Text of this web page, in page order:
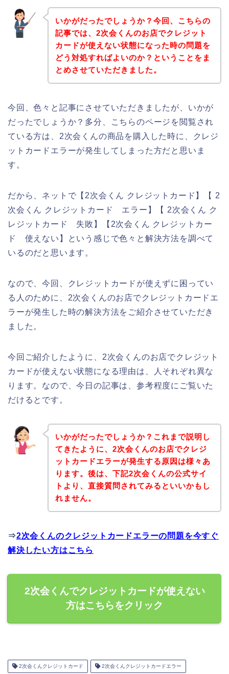
いかがだったでしょうか？今回、こちらの
記事では、2次会くんのお店でクレジット
カードが使えない状態になった時の問題を
どう対処すればよいのか？ということをま
とめさせていただきました。
今回、色々と記事にさせていただきましたが、いかが
だったでしょうか？多分、こちらのページを閲覧され
ている方は、2次会くんの商品を購入した時に、クレジ
ットカードエラーが発生してしまった方だと思いま
す。
だから、ネットで【2次会くん クレジットカード】【 2
次会くん クレジットカード エラー】【 2次会くん ク
レジットカード 失敗】【2次会くん クレジットカー
ド 使えない】という感じで色々と解決方法を調べて
いるのだと思います。
なので、今回、クレジットカードが使えずに困ってい
る人のために、2次会くんのお店でクレジットカードエ
ラーが発生した時の解決方法をご紹介させていただき
ました。
今回ご紹介したように、2次会くんのお店でクレジット
カードが使えない状態になる理由は、人それぞれ異な
ります。なので、今日の記事は、参考程度にご覧いた
だけるとです。
いかがだったでしょうか？これまで説明し
てきたように、2次会くんのお店でクレジ
ットカードエラーが発生する原因は様々あ
ります。後は、下記2次会くんの公式サイ
トより、直接質問されてみるといいかもし
れません。
⇒2次会くんのクレジットカードエラーの問題を今すぐ
解決したい方はこちら
2次会くんでクレジットカードが使えない
方はこちらをクリック
2次会くんクレジットカード 2次会くんクレジットカードエラー